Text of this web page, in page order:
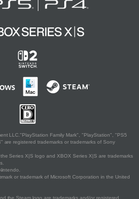
LLC."PlayStation Family Mark", "PlayStation", "PS5
registered trademarks or trademarks of Sony
Series X|S logo and XBOX Series X|S are trademarks
or trademark of Microsoft Corporation in the United
the Steam logo are trademarks and/or registered